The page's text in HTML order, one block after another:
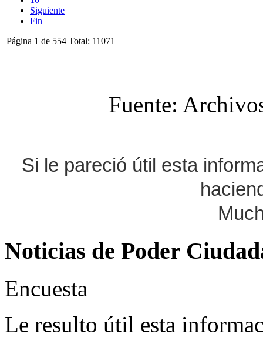
Siguiente
Fin
Página 1 de 554 Total: 11071
Fuente:
Si le pareció útil esta
Noticias de Poder
Encuesta
Le resulto útil esta